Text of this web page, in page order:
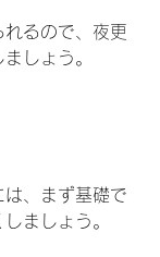
るので、夜更
しょう。
、まず基礎で
ましょう。